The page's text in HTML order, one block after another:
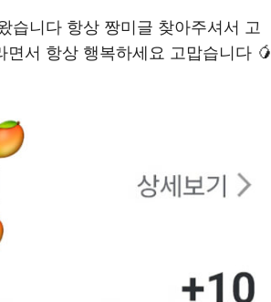
습니다 항상 짱미글 찾아주셔서 고
서 항상 행복하세요 고맙습니다 🥭